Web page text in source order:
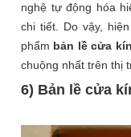
nghệ tự động hóa
chi tiết. Do vậy,
phẩm bản lề cửa
chuộng nhất trên thị
6) Bản lề cửa